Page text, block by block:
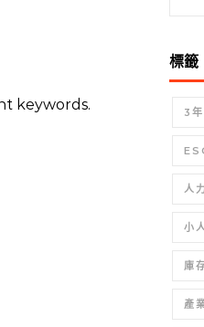
keywords.
標籤
3
人
小
庫
產